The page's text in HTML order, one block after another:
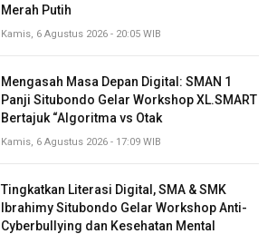
Merah Putih
Kamis, 6 Agustus 2026 - 20:05 WIB
Mengasah Masa Depan Digital: SMAN 1
Panji Situbondo Gelar Workshop XL.SMART
Bertajuk “Algoritma vs Otak
Kamis, 6 Agustus 2026 - 17:09 WIB
Tingkatkan Literasi Digital, SMA & SMK
Ibrahimy Situbondo Gelar Workshop Anti-
Cyberbullying dan Kesehatan Mental